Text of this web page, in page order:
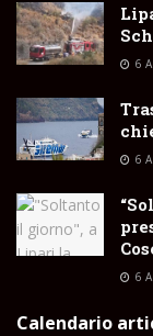
6
6
6
Calendario